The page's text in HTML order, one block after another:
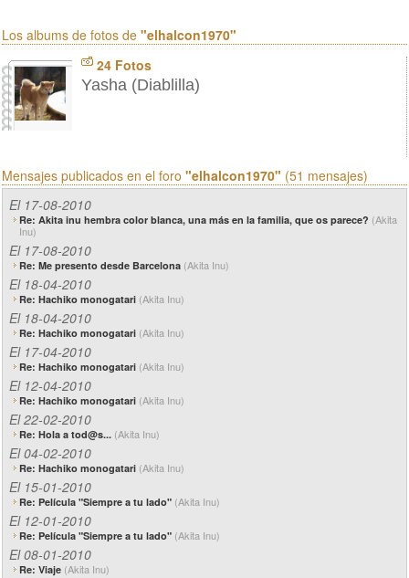
Los albums de fotos de "elhalcon1970"
24 Fotos
Yasha (Diablilla)
Mensajes publicados en el foro "elhalcon1970" (51 mensajes)
El 17-08-2010
Re: Akita inu hembra color blanca, una más en la familia, que os parece? (Akita
Inu)
El 17-08-2010
Re: Me presento desde Barcelona (Akita Inu)
El 18-04-2010
Re: Hachiko monogatari (Akita Inu)
El 18-04-2010
Re: Hachiko monogatari (Akita Inu)
El 17-04-2010
Re: Hachiko monogatari (Akita Inu)
El 12-04-2010
Re: Hachiko monogatari (Akita Inu)
El 22-02-2010
Re: Hola a tod@s... (Akita Inu)
El 04-02-2010
Re: Hachiko monogatari (Akita Inu)
El 15-01-2010
Re: Película "Siempre a tu lado" (Akita Inu)
El 12-01-2010
Re: Película "Siempre a tu lado" (Akita Inu)
El 08-01-2010
Re: Viaje (Akita Inu)